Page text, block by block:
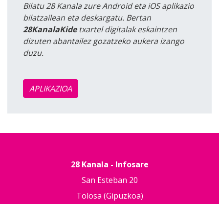
Bilatu 28 Kanala zure Android eta iOS aplikazio
bilatzailean eta deskargatu. Bertan
28KanalaKidetxartel digitalak eskaintzen
dizuten abantailez gozatzeko aukera izango
duzu.
APLIKAZIOA
28 Kanala - Infosare
San Esteban 20
Tolosa (Gipuzkoa)